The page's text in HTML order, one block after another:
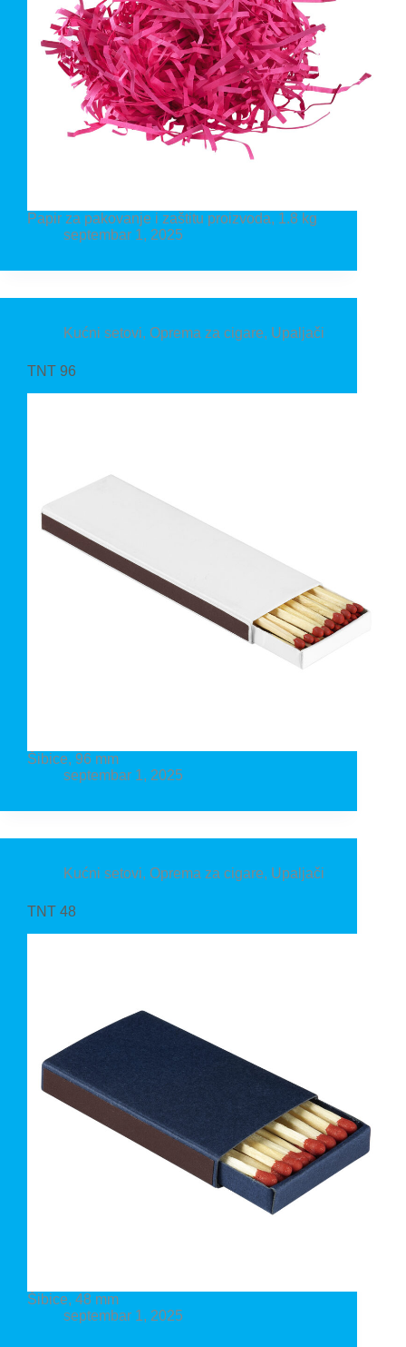
Papir za pakovanje i zaštitu proizvoda, 1.8 kg
septembar 1, 2025
Kućni setovi, Oprema za cigare, Upaljači
TNT 96
Šibice, 96 mm
septembar 1, 2025
Kućni setovi, Oprema za cigare, Upaljači
TNT 48
Šibice, 48 mm
septembar 1, 2025